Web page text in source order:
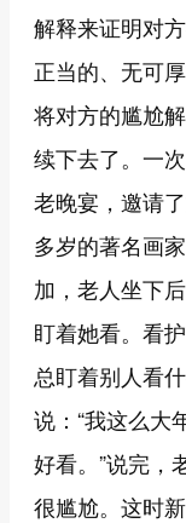
解释来证明对
正当的、无可
将对方的尴尬
续下去了。一
老晚宴，邀请
多岁的著名画
加，老人坐下
盯着她看。看
总盯着别人看
说：“我这么大
好看。”说完，
很尴尬。这时